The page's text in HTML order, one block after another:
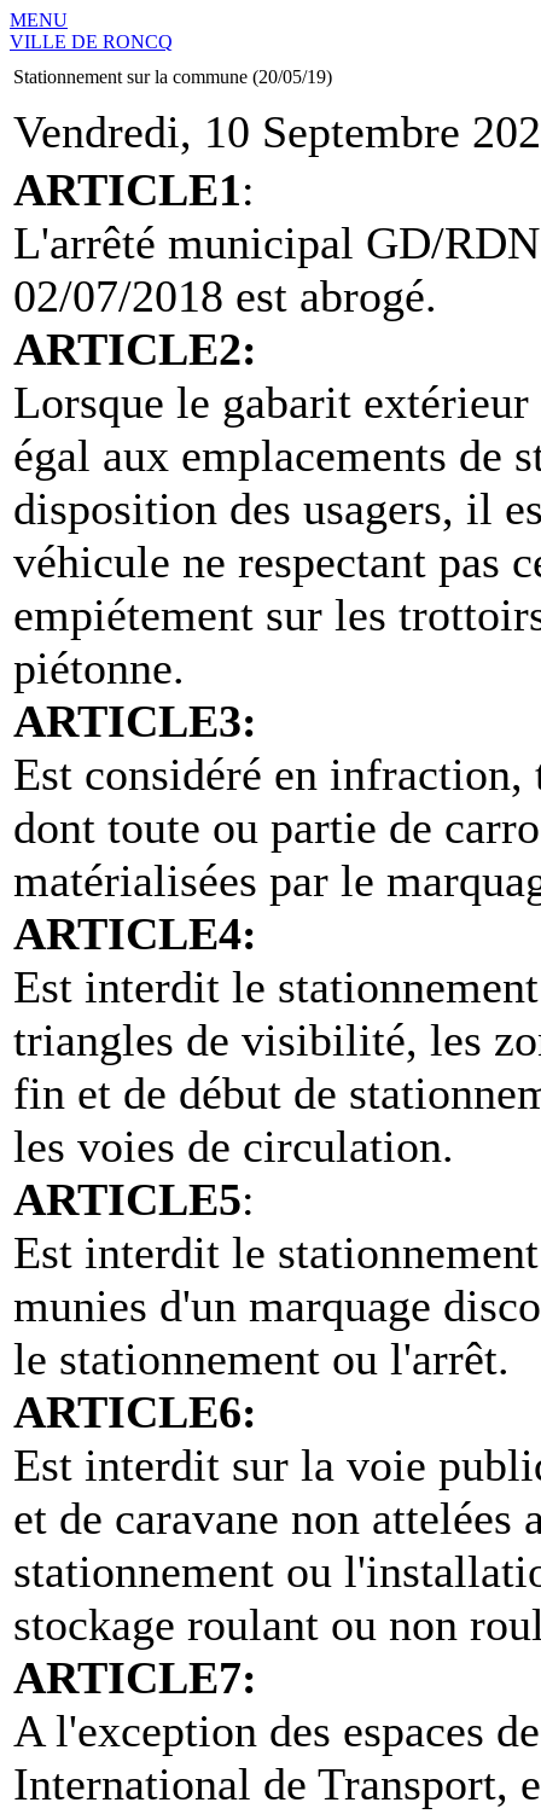
MENU
VILLE DE RONCQ
Stationnement sur la commune (20/05/19)
Vendredi, 10 Septembre
ARTICLE1:
L'arrêté municipal GD/
02/07/2018 est abrogé.
ARTICLE2:
Lorsque le gabarit
égal aux emplacements de
disposition des usagers, il
véhicule ne respectant pas
empiétement sur les
piétonne.
ARTICLE3:
Est considéré en
dont toute ou partie de
matérialisées par le
ARTICLE4:
Est interdit le
triangles de visibilité, les
fin et de début de
les voies de circulation.
ARTICLE5:
Est interdit le
munies d'un marquage
le stationnement ou l'arrêt.
ARTICLE6:
Est interdit sur la voie
et de caravane non
stationnement ou
stockage roulant ou non
ARTICLE7:
A l'exception des espaces
International de Transport,